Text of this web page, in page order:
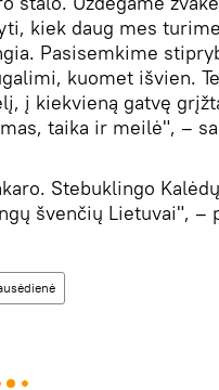
kiek daug mes
Pasisemkime
kuomet išvien.
į kiekvieną gatvę
taika ir meilė", –
Stebuklingo
švenčių Lietuvai", –